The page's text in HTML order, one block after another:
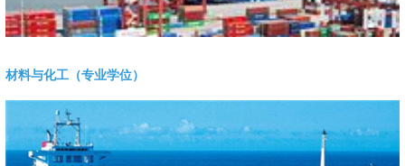
材料与化工（专业学位）